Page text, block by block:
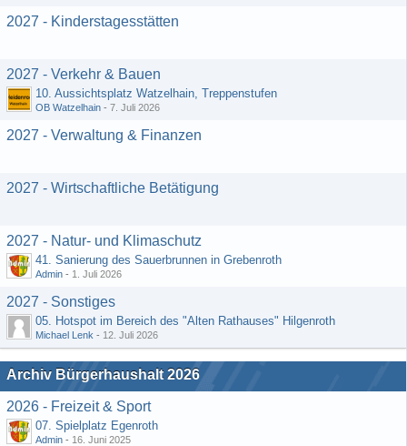
2027 - Kinderstagesstätten
2027 - Verkehr & Bauen
10. Aussichtsplatz Watzelhain, Treppenstufen
OB Watzelhain - 7. Juli 2026
2027 - Verwaltung & Finanzen
2027 - Wirtschaftliche Betätigung
2027 - Natur- und Klimaschutz
41. Sanierung des Sauerbrunnen in Grebenroth
Admin - 1. Juli 2026
2027 - Sonstiges
05. Hotspot im Bereich des "Alten Rathauses" Hilgenroth
Michael Lenk - 12. Juli 2026
Archiv Bürgerhaushalt 2026
2026 - Freizeit & Sport
07. Spielplatz Egenroth
Admin - 16. Juni 2025